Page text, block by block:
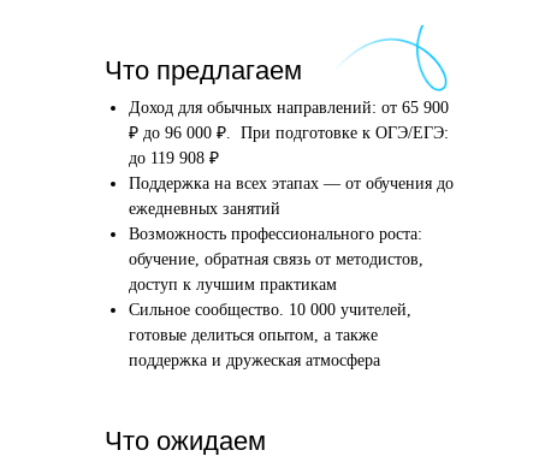
Что предлагаем
Что ожидаем
Доход для обычных направлений: от 65 900
₽ до 96 000 ₽. При подготовке к ОГЭ/ЕГЭ:
до 119 908 ₽
Поддержка на всех этапах — от обучения до
ежедневных занятий
Возможность профессионального роста:
обучение, обратная связь от методистов,
доступ к лучшим практикам
Сильное сообщество. 10 000 учителей,
готовые делиться опытом, а также
поддержка и дружеская атмосфера
после того, как вы
оставите заявку
Английский язык Школьные предметы
Аудиоинтервью
Отвечаете по-английски на 4 вопроса